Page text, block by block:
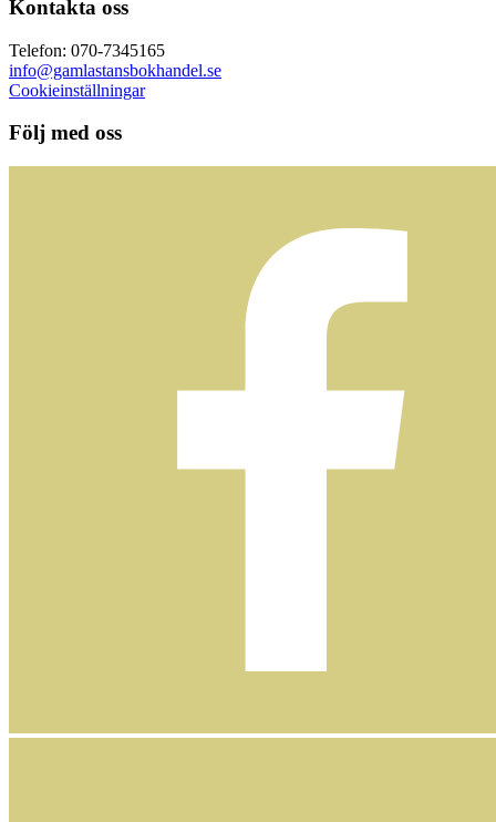
Kontakta oss
Telefon: 070-7345165
info@gamlastansbokhandel.se
Cookieinställningar
Följ med oss